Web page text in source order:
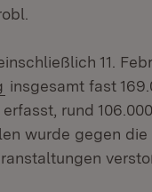
11.
(Öffnet in neuem
insgesamt fast
rund
wurde gegen